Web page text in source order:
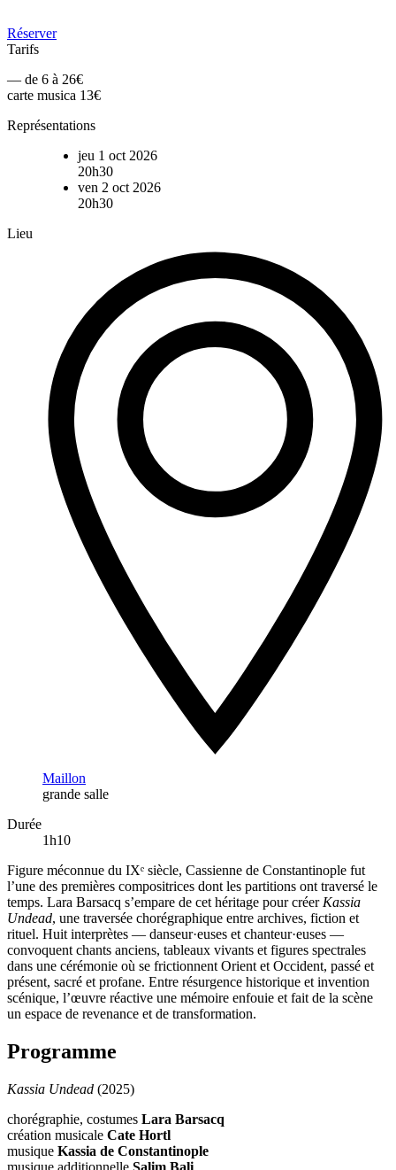
Réserver
Tarifs
— de 6 à 26€
carte musica 13€
Représentations
jeu 1 oct 2026
20h30
ven 2 oct 2026
20h30
Lieu
Maillon
grande salle
Durée
1h10
Figure méconnue du IXᵉ siècle, Cassienne de Constantinople fut
l’une des premières compositrices dont les partitions ont traversé le
temps. Lara Barsacq s’empare de cet héritage pour créerKassia
Undead, une traversée chorégraphique entre archives, fiction et
rituel. Huit interprètes — danseur·euses et chanteur·euses —
convoquent chants anciens, tableaux vivants et figures spectrales
dans une cérémonie où se frictionnent Orient et Occident, passé et
présent, sacré et profane. Entre résurgence historique et invention
scénique, l’œuvre réactive une mémoire enfouie et fait de la scène
un espace de revenance et de transformation.
Programme
Kassia Undead (2025)
chorégraphie, costumes Lara Barsacq
création musicale Cate Hortl
musique Kassia de Constantinople